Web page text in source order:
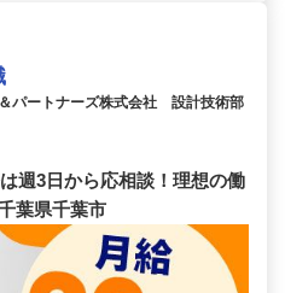
パートナーズ株式会社 設計技術部
週3日から応相談！理想の働
葉県千葉市